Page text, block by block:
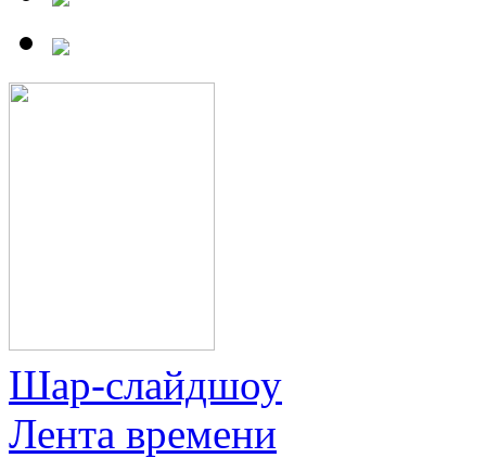
Шар-слайдшоу
Лента времени